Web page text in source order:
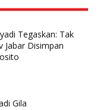
Tegaskan: Tak
Jabar Disimpan
Gila